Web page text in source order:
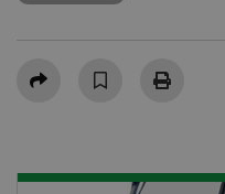
Partager